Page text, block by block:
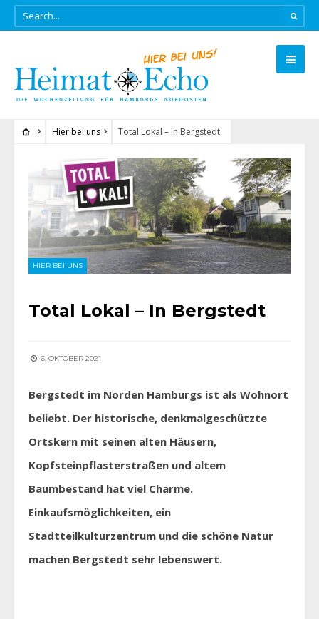
Hier bei uns Total Lokal – In Bergstedt
HIER BEI UNS
Total Lokal – In Bergstedt
6. OKTOBER 2021
Bergstedt im Norden Hamburgs ist als Wohnort
beliebt. Der historische, denkmalgeschützte
Ortskern mit seinen alten Häusern,
Kopfsteinpflasterstraßen und altem
Baumbestand hat viel Charme.
Einkaufsmöglichkeiten, ein
Stadtteilkulturzentrum und die schöne Natur
machen Bergstedt sehr lebenswert.